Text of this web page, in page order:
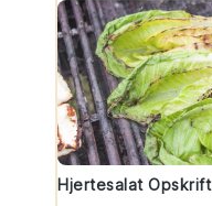
Hjertesalat Opskrift